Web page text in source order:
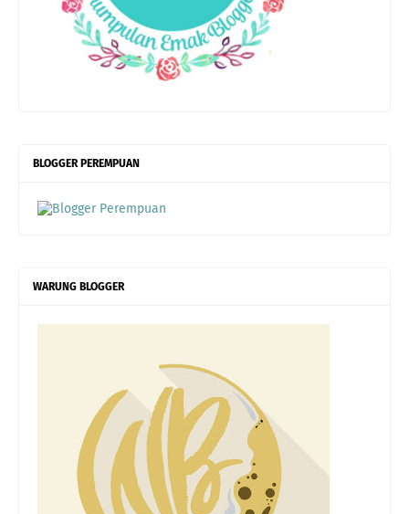
BLOGGER PEREMPUAN
WARUNG BLOGGER